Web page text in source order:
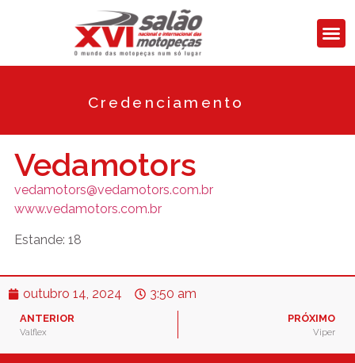
Credenciamento
Vedamotors
vedamotors@vedamotors.com.br
www.vedamotors.com.br
Estande: 18
outubro 14, 2024 3:50 am
ANTERIOR
Valflex
PRÓXIMO
Viper